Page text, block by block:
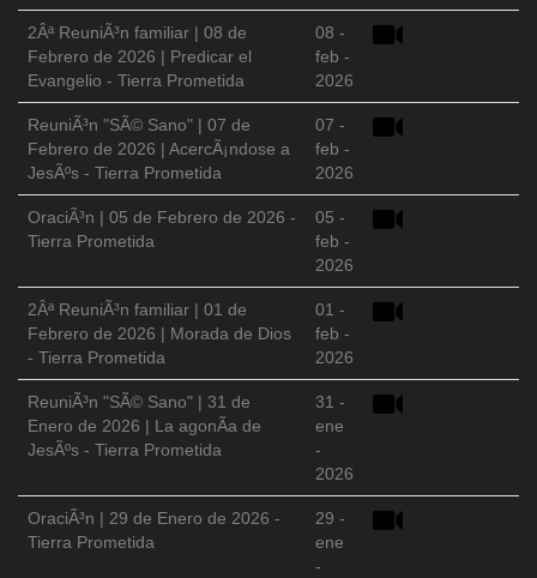
2Âª ReuniÃ³n familiar | 08 de
Febrero de 2026 | Predicar el
Evangelio - Tierra Prometida
08 -
feb -
2026
ReuniÃ³n "SÃ© Sano" | 07 de
Febrero de 2026 | AcercÃ¡ndose a
JesÃºs - Tierra Prometida
07 -
feb -
2026
OraciÃ³n | 05 de Febrero de 2026 -
Tierra Prometida
05 -
feb -
2026
2Âª ReuniÃ³n familiar | 01 de
Febrero de 2026 | Morada de Dios
- Tierra Prometida
01 -
feb -
2026
ReuniÃ³n "SÃ© Sano" | 31 de
Enero de 2026 | La agonÃ­a de
JesÃºs - Tierra Prometida
31 -
ene
-
2026
OraciÃ³n | 29 de Enero de 2026 -
Tierra Prometida
29 -
ene
-